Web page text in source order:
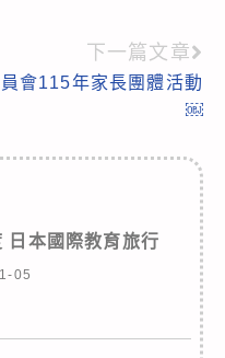
下一篇文章
會115年家長團體活動
￼
日本國際教育旅行
05